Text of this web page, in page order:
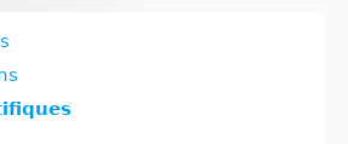
hormonale
nerveuse
hormonale